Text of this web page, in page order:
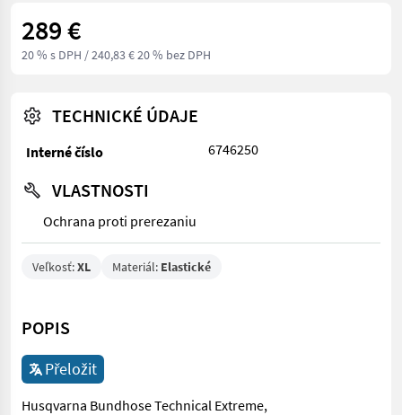
289 €
20 % s DPH / 240,83 € 20 % bez DPH
TECHNICKÉ ÚDAJE
Interné číslo 6746250
VLASTNOSTI
Ochrana proti prerezaniu
Veľkosť:XL Materiál: Elastické
POPIS
Přeložit
Husqvarna Bundhose Technical Extreme,